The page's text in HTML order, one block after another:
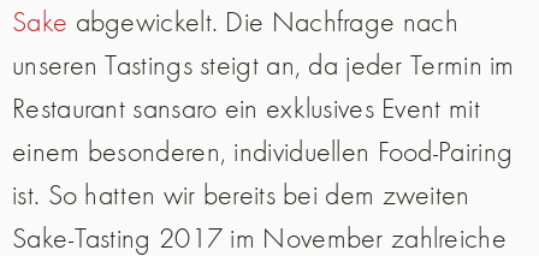
Sake abgewickelt. Die Nachfrage nach
unseren Tastings steigt an, da jeder Termin im
Restaurant sansaro ein exklusives Event mit
einem besonderen, individuellen Food-Pairing
ist. So hatten wir bereits bei dem zweiten
Sake-Tasting 2017 im November zahlreiche